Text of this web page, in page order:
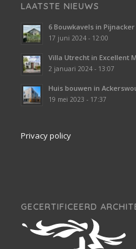
LAATSTE NIEUWS
6 Bouwkavels in Pijnacker
17 juni 2024 - 12:00
Villa Utrecht in Excellent
2 januari 2024 - 13:07
Huis bouwen in
19 mei 2023 - 17:37
Privacy policy
GECERTIFICEERD